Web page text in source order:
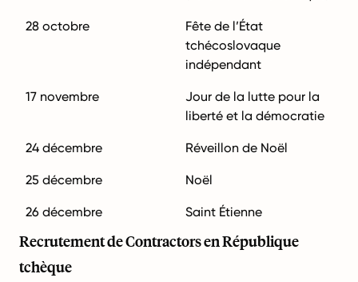
28 octobre
Fête de l’État
tchécoslovaque
indépendant
17 novembre
Jour de la lutte pour la
liberté et la démocratie
24 décembre Réveillon de Noël
25 décembre Noël
26 décembre Saint Étienne
Recrutement de Contractors en République
tchèque